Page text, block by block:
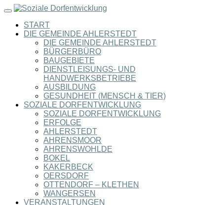
Toggle
navigationSTART
DIE GEMEINDE AHLERSTEDT
DIE GEMEINDE AHLERSTEDT
BÜRGERBÜRO
BAUGEBIETE
DIENSTLEISUNGS- UND
HANDWERKSBETRIEBE
AUSBILDUNG
GESUNDHEIT (MENSCH & TIER)
SOZIALE DORFENTWICKLUNG
SOZIALE DORFENTWICKLUNG
ERFOLGE
AHLERSTEDT
AHRENSMOOR
AHRENSWOHLDE
BOKEL
KAKERBECK
OERSDORF
OTTENDORF – KLETHEN
WANGERSEN
VERANSTALTUNGEN